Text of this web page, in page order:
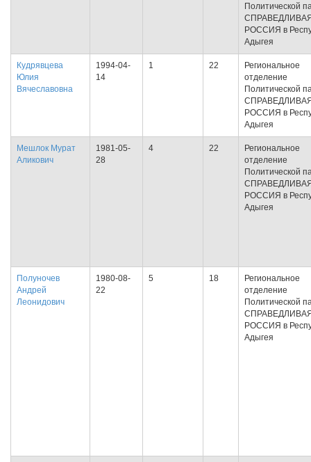
Политической
РОССИЯ в
Адыгея
Кудрявцева
Юлия
Вячеславовна
1994-04-
14
1 22
Региональное
отделение
Политической
РОССИЯ в
Адыгея
Мешлок Мурат
Аликович
1981-05-
28
4 22
Региональное
отделение
Политической
РОССИЯ в
Адыгея
Полуночев
Андрей
Леонидович
1980-08-
22
5 18
Региональное
отделение
Политической
РОССИЯ в
Адыгея